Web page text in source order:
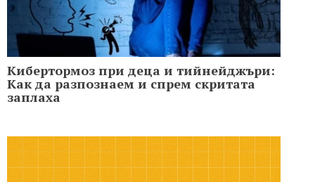
Кибертормоз при деца и тийнейджъри:
Как да разпознаем и спрем скритата
заплаха